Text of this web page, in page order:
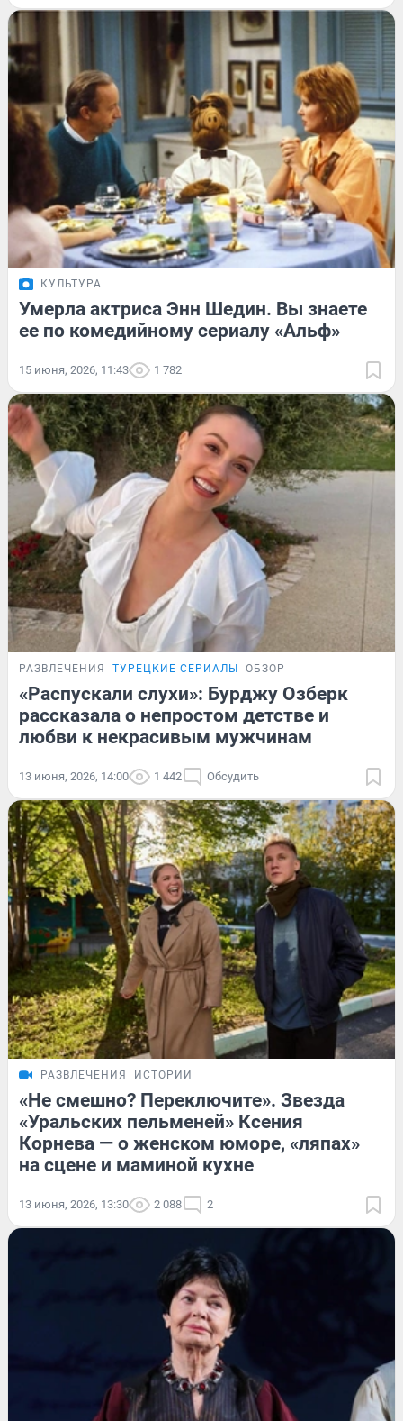
КУЛЬТУРА
Умерла актриса Энн Шедин. Вы знаете
ее по комедийному сериалу «Альф»
15 июня, 2026, 11:43 1 782
РАЗВЛЕЧЕНИЯ ТУРЕЦКИЕ СЕРИАЛЫ ОБЗОР
«Распускали слухи»: Бурджу Озберк
рассказала о непростом детстве и
любви к некрасивым мужчинам
13 июня, 2026, 14:00 1 442 Обсудить
РАЗВЛЕЧЕНИЯ ИСТОРИИ
«Не смешно? Переключите». Звезда
«Уральских пельменей» Ксения
Корнева — о женском юморе, «ляпах»
на сцене и маминой кухне
13 июня, 2026, 13:30 2 088 2